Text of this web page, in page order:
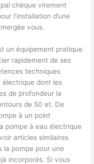
chèque virement
l’installation d’une
vous.
un équipement pratique
rapidement de ses
techniques
électrique dont les
de profondeur la
de 50 et. De
à un point
pompe à eau électrique
articles similaires
la pompe pour une
incorporés. Si vous